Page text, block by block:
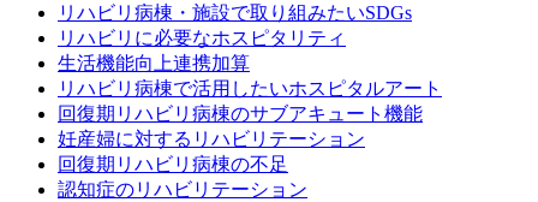
リハビリ病棟・施設で取り組みたいSDGs
リハビリに必要なホスピタリティ
生活機能向上連携加算
リハビリ病棟で活用したいホスピタルアート
回復期リハビリ病棟のサブアキュート機能
妊産婦に対するリハビリテーション
回復期リハビリ病棟の不足
認知症のリハビリテーション